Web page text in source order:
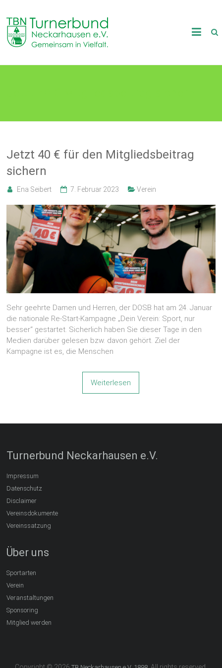
content
TB
Neckarhausen
in
Jetzt 40 € für den Mitgliedsbeitrag
sichern
Ena Seibert 7. Februar 2023 Verein
Sehr geehrte Damen und Herren, der DOSB hat am 24. Januar
die nationale Re-Start-Kampagne „Dein Verein: Sport, nur
besser“ gestartet. Sicherlich haben Sie dieser Tage in den
Medien darüber gelesen bzw. davon gehört. Ziel der
Kampagne ist es, die Menschen
Weiterlesen
Turnerbund Neckarhausen e.V.
Impressum
Datenschutz
Disclaimer
Vereinsdokumente
Vereinssatzung
Über uns
Sportarten
Verein
Veranstaltungen
Sponsoring
Mitglied werden